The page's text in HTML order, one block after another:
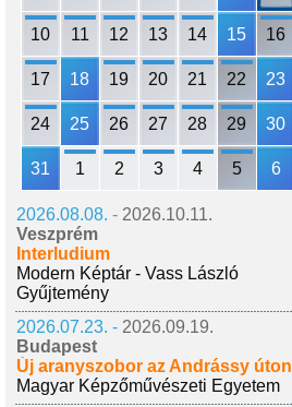
10 11 12 13 14 15 16
17 18 19 20 21 22 23
24 25 26 27 28 29 30
31 1 2 3 4 5 6
2026.08.08. - 2026.10.11.
Veszprém
Interludium
Modern Képtár - Vass László
Gyűjtemény
2026.07.23. - 2026.09.19.
Budapest
Új aranyszobor az Andrássy úton
Magyar Képzőművészeti Egyetem